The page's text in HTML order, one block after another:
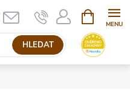
HLEDAT
NÁKUPNÍ
KOŠÍK